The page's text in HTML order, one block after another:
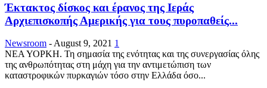
Έκτακτος δίσκος και έρανος της Ιεράς
Αρχιεπισκοπής Αμερικής για τους πυροπαθείς...
Newsroom - August 9, 2021 1
ΝΕΑ ΥΟΡΚΗ. Τη σημασία της ενότητας και της συνεργασίας όλης
της ανθρωπότητας στη μάχη για την αντιμετώπιση των
καταστροφικών πυρκαγιών τόσο στην Ελλάδα όσο...